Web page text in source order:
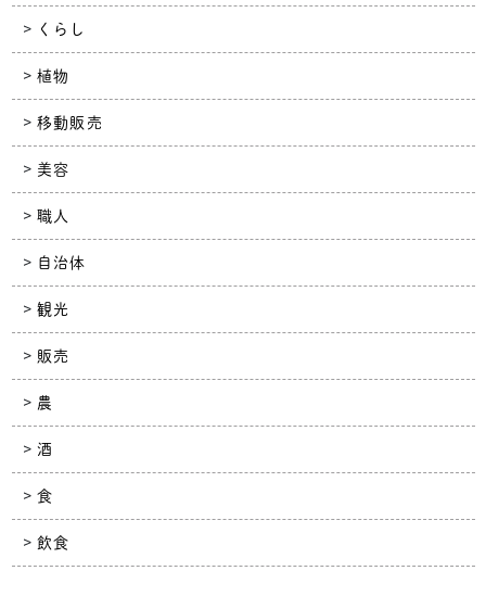
くらし
植物
移動販売
美容
職人
自治体
観光
販売
農
酒
食
飲食